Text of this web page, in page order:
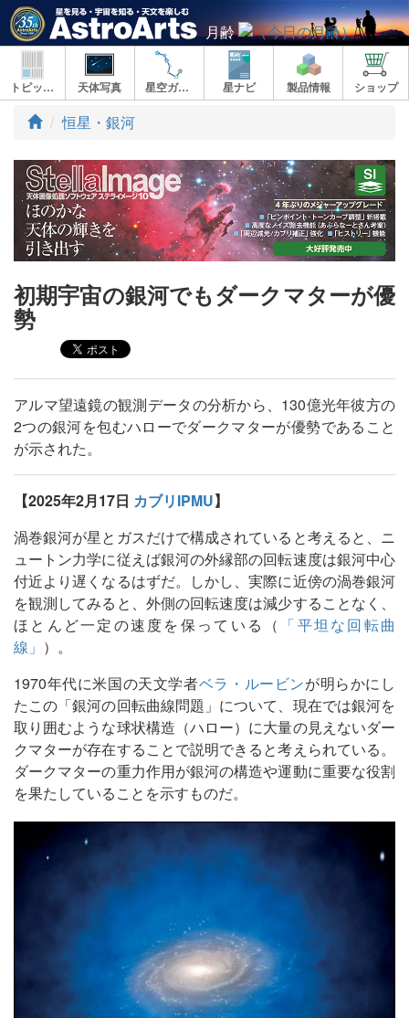
月齢
トピックス 天体写真 星空ガイド 星ナビ 製品情報 ショップ
ト
プ
恒星・銀河
初期宇宙の銀河でもダークマターが優
勢
アルマ望遠鏡の観測データの分析から、130億光年彼方の
2つの銀河を包むハローでダークマターが優勢であること
が示された。
【2025年2月17日 カブリIPMU】
渦巻銀河が星とガスだけで構成されていると考えると、ニ
ュートン力学に従えば銀河の外縁部の回転速度は銀河中心
付近より遅くなるはずだ。しかし、実際に近傍の渦巻銀河
を観測してみると、外側の回転速度は減少することなく、
ほとんど一定の速度を保っている（ 「平坦な回転曲
線」 ）。
1970年代に米国の天文学者ベラ・ルービンが明らかにし
たこの「銀河の回転曲線問題」について、現在では銀河を
取り囲むような球状構造（ハロー）に大量の見えないダー
クマターが存在することで説明できると考えられている。
ダークマターの重力作用が銀河の構造や運動に重要な役割
を果たしていることを示すものだ。